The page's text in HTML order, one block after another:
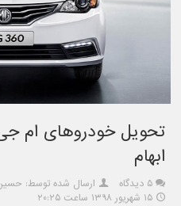
تحویل خودروهای ام
ابهام
۵ دیدگاه
ارسال شده توسط:
۱۵ شهریور ۱۳۹۸ ساعت ۲۰:۲۵